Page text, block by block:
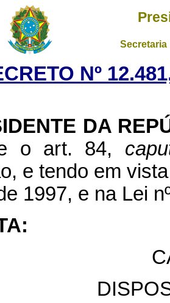
Nº
DA
o art. 84,
e tendo em
1997, e na Lei